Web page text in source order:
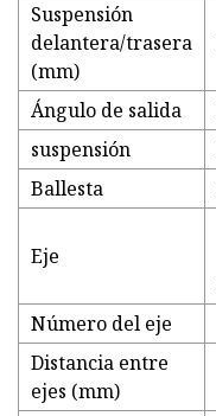
Suspensión
delantera/trasera
(mm)
Ángulo de salida
suspensión
Ballesta
Eje
Número del eje
Distancia entre
ejes (mm)